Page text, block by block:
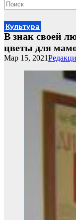
Культура
В знак своей
цветы для
Мар 15, 2021